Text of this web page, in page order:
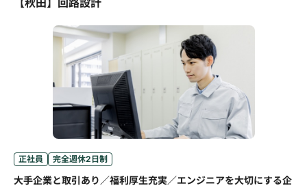
【秋田】回路設計
正社員 完全週休2日制
大手企業と取引あり／福利厚生充実／エンジニアを大切にする企